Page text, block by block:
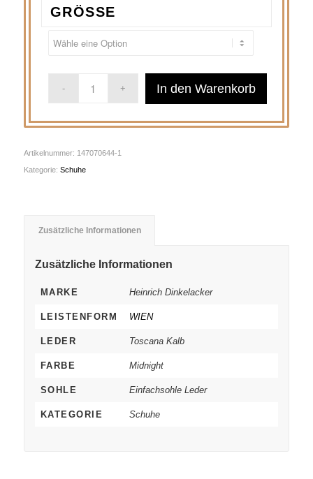
GRÖSSE
In den Warenkorb
Artikelnummer: 147070644-1
Kategorie: Schuhe
Zusätzliche Informationen
Zusätzliche Informationen
MARKE Heinrich Dinkelacker
LEISTENFORM WIEN
LEDER Toscana Kalb
FARBE Midnight
SOHLE Einfachsohle Leder
KATEGORIE Schuhe